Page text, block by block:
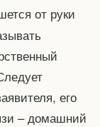
от руки
его
– домашний